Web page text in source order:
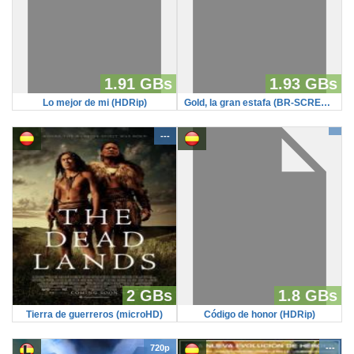
1.91 GBs
Lo mejor de mi (HDRip)
1.93 GBs
Gold, la gran estafa (BR-SCREENER)
---
2 GBs
Tierra de guerreros (microHD)
1.8 GBs
Código de honor (HDRip)
720p ---